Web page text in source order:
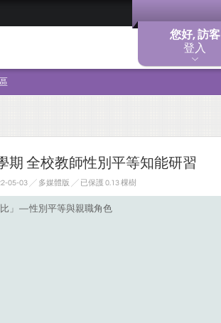
您好, 訪客
登入
期 全校教師性別平等知能研習
05-03 ╱ 多媒體版 ╱ 已保護 0.13 棵樹
」—性別平等與親職角色